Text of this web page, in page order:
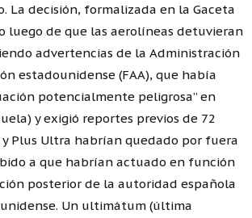
La decisión, formalizada en la Gaceta
luego de que las aerolíneas detuvieran
advertencias de la Administración
estadounidense (FAA), que había
potencialmente peligrosa” en
y exigió reportes previos de 72
y Plus Ultra habrían quedado por fuera
a que habrían actuado en función
posterior de la autoridad española
Un ultimátum (última